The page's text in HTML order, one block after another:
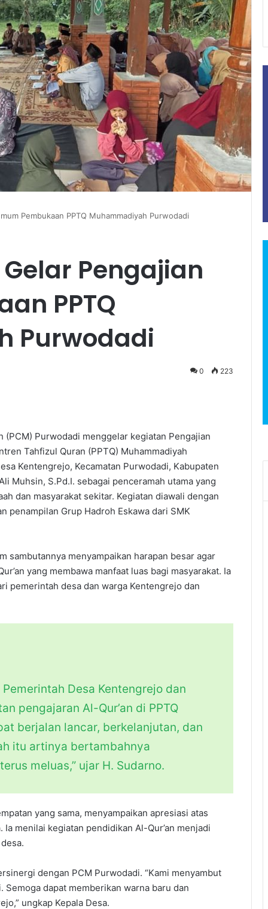
Pembukaan PPTQ Muhammadiyah Purwodadi
Pengajian
PPTQ
Purwodadi
0 223
Purwodadi menggelar kegiatan Pengajian
Tahfizul Quran (PPTQ) Muhammadiyah
Kentengrejo, Kecamatan Purwodadi, Kabupaten
Muhsin, S.Pd.I. sebagai penceramah utama yang
dan masyarakat sekitar. Kegiatan diawali dengan
penampilan Grup Hadroh Eskawa dari SMK
sambutannya menyampaikan harapan besar agar
yang membawa manfaat luas bagi masyarakat. Ia
pemerintah desa dan warga Kentengrejo dan
Desa Kentengrejo dan
pengajaran Al-Qur’an di PPTQ
berjalan lancar, berkelanjutan, dan
itu artinya bertambahnya
meluas,” ujar H. Sudarno.
yang sama, menyampaikan apresiasi atas
menilai kegiatan pendidikan Al-Qur’an menjadi
dengan PCM Purwodadi. “Kami menyambut
Semoga dapat memberikan warna baru dan
ungkap Kepala Desa.